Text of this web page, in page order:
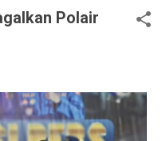
Polair